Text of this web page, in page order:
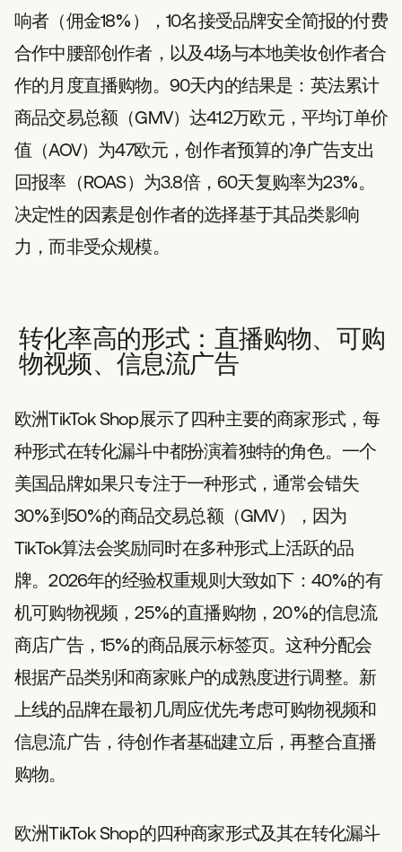
响者（佣金18%），10名接受品牌安全简报的付费
合作中腰部创作者，以及4场与本地美妆创作者合
作的月度直播购物。90天内的结果是：英法累计
商品交易总额（GMV）达41.2万欧元，平均订单价
值（AOV）为47欧元，创作者预算的净广告支出
回报率（ROAS）为3.8倍，60天复购率为23%。
决定性的因素是创作者的选择基于其品类影响
力，而非受众规模。
转化率高的形式：直播购物、可购
物视频、信息流广告
欧洲TikTok Shop展示了四种主要的商家形式，每
种形式在转化漏斗中都扮演着独特的角色。一个
美国品牌如果只专注于一种形式，通常会错失
30%到50%的商品交易总额（GMV），因为
TikTok算法会奖励同时在多种形式上活跃的品
牌。2026年的经验权重规则大致如下：40%的有
机可购物视频，25%的直播购物，20%的信息流
商店广告，15%的商品展示标签页。这种分配会
根据产品类别和商家账户的成熟度进行调整。新
上线的品牌在最初几周应优先考虑可购物视频和
信息流广告，待创作者基础建立后，再整合直播
购物。
欧洲TikTok Shop的四种商家形式及其在转化漏斗